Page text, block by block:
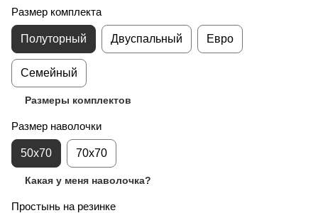
Размер комплекта
Полуторный Двуспальный Евро
Семейный
Размеры комплектов
Размер наволочки
50x70 70x70
Какая у меня наволочка?
Простынь на резинке